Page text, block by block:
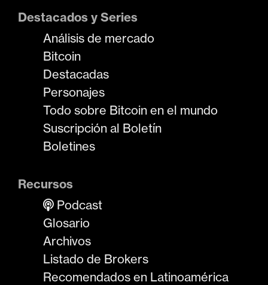
Destacados y Series
Análisis de mercado
Bitcoin
Destacadas
Personajes
Todo sobre Bitcoin en el mundo
Suscripción al Boletín
Boletines
Recursos
Podcast
Glosario
Archivos
Listado de Brokers
Recomendados en Latinoamérica